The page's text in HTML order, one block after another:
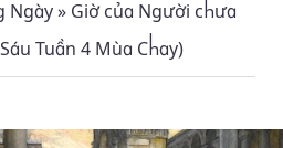
Ngày» Giờ của Người chưa
Tuần 4 Mùa Chay)